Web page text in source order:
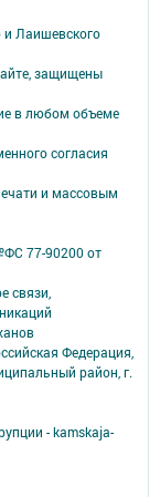
и Лаишевского
защищены
в любом объеме
согласия
и массовым
77-90200 от
связи,
Федерация,
район, г.
- kamskaja-